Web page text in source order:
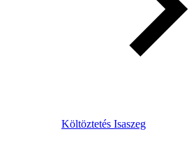
Költöztetés Isaszeg